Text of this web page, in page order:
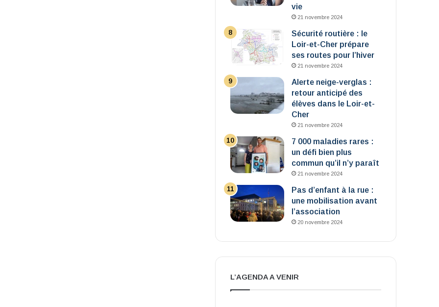
vie
21 novembre 2024
Sécurité routière : le
Loir-et-Cher prépare
ses routes pour l’hiver
21 novembre 2024
Alerte neige-verglas :
retour anticipé des
élèves dans le Loir-et-
Cher
21 novembre 2024
7 000 maladies rares :
un défi bien plus
commun qu’il n’y paraît
21 novembre 2024
Pas d’enfant à la rue :
une mobilisation avant
l’association
20 novembre 2024
L’AGENDA A VENIR